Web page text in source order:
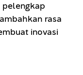
rasa
inovasi